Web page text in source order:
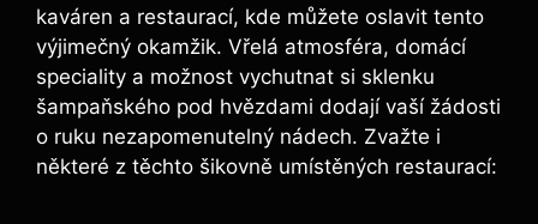
kaváren a restaurací, kde můžete oslavit tento
výjimečný okamžik. Vřelá atmosféra, domácí
speciality a možnost vychutnat si sklenku
šampaňského pod hvězdami dodají vaší žádosti
o ruku nezapomenutelný nádech. Zvažte i
některé z těchto šikovně umístěných restaurací: